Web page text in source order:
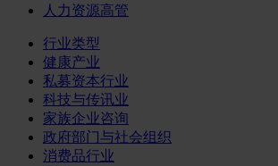
人力资源高管
行业类型
健康产业
私募资本行业
科技与传讯业
家族企业咨询
政府部门与社会组织
消费品行业